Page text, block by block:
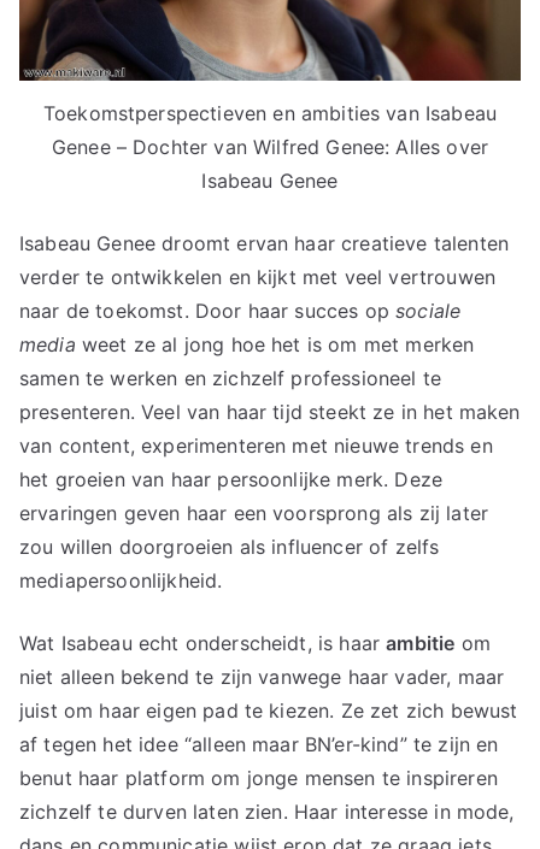
Toekomstperspectieven en ambities van Isabeau
Genee – Dochter van Wilfred Genee: Alles over
Isabeau Genee
Isabeau Genee droomt ervan haar creatieve talenten
verder te ontwikkelen en kijkt met veel vertrouwen
naar de toekomst. Door haar succes opsociale
media weet ze al jong hoe het is om met merken
samen te werken en zichzelf professioneel te
presenteren. Veel van haar tijd steekt ze in het maken
van content, experimenteren met nieuwe trends en
het groeien van haar persoonlijke merk. Deze
ervaringen geven haar een voorsprong als zij later
zou willen doorgroeien als influencer of zelfs
mediapersoonlijkheid.
Wat Isabeau echt onderscheidt, is haarambitie om
niet alleen bekend te zijn vanwege haar vader, maar
juist om haar eigen pad te kiezen. Ze zet zich bewust
af tegen het idee “alleen maar BN’er-kind” te zijn en
benut haar platform om jonge mensen te inspireren
zichzelf te durven laten zien. Haar interesse in mode,